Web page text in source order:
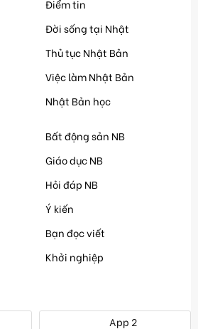
Điểm tin
Đời sống tại Nhật
Thủ tục Nhật Bản
Việc làm Nhật Bản
Nhật Bản học
Bất động sản NB
Giáo dục NB
Hỏi đáp NB
Ý kiến
Bạn đọc viết
Khởi nghiệp
App 2